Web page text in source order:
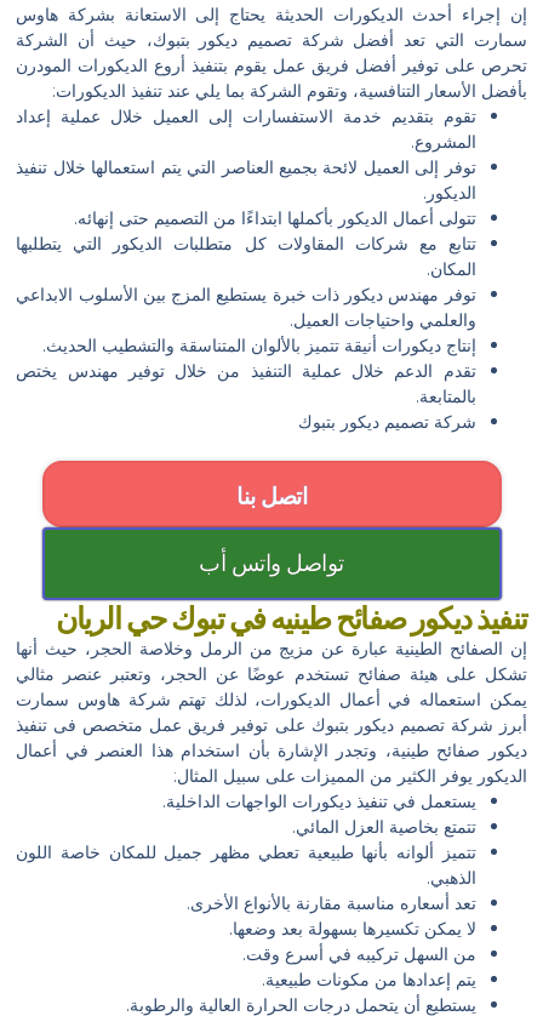
إن إجراء أحدث الديكورات الحديثة يحتاج إلى الاستعانة بشركة هاوس
سمارت التي تعد أفضل شركة تصميم ديكور بتبوك، حيث أن الشركة
تحرص على توفير أفضل فريق عمل يقوم بتنفيذ أروع الديكورات المودرن
بأفضل الأسعار التنافسية، وتقوم الشركة بما يلي عند تنفيذ الديكورات:
تقوم بتقديم خدمة الاستفسارات إلى العميل خلال عملية إعداد
المشروع.
توفر إلى العميل لائحة بجميع العناصر التي يتم استعمالها خلال تنفيذ
الديكور.
تتولى أعمال الديكور بأكملها ابتداءًا من التصميم حتى إنهائه.
تتابع مع شركات المقاولات كل متطلبات الديكور التي يتطلبها
المكان.
توفر مهندس ديكور ذات خبرة يستطيع المزج بين الأسلوب الابداعي
والعلمي واحتياجات العميل.
إنتاج ديكورات أنيقة تتميز بالألوان المتناسقة والتشطيب الحديث.
تقدم الدعم خلال عملية التنفيذ من خلال توفير مهندس يختص
بالمتابعة.
شركة تصميم ديكور بتبوك
اتصل بنا
تواصل واتس أب
تنفيذ ديكور صفائح طينيه في تبوك حي الريان
إن الصفائح الطينية عبارة عن مزيج من الرمل وخلاصة الحجر، حيث أنها
تشكل على هيئة صفائح تستخدم عوضًا عن الحجر، وتعتبر عنصر مثالي
يمكن استعماله في أعمال الديكورات، لذلك تهتم شركة هاوس سمارت
أبرز شركة تصميم ديكور بتبوك على توفير فريق عمل متخصص فى تنفيذ
ديكور صفائح طينية، وتجدر الإشارة بأن استخدام هذا العنصر في أعمال
الديكور يوفر الكثير من المميزات على سبيل المثال:
يستعمل في تنفيذ ديكورات الواجهات الداخلية.
تتمتع بخاصية العزل المائي.
تتميز ألوانه بأنها طبيعية تعطي مظهر جميل للمكان خاصة اللون
الذهبي.
تعد أسعاره مناسبة مقارنة بالأنواع الأخرى.
لا يمكن تكسيرها بسهولة بعد وضعها.
من السهل تركيبه في أسرع وقت.
يتم إعدادها من مكونات طبيعية.
يستطيع أن يتحمل درجات الحرارة العالية والرطوبة.